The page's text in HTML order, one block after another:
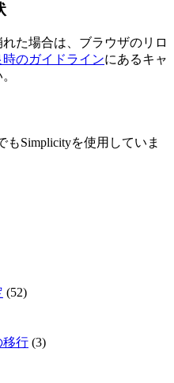
た場合は、ブラウザのリロ
のガイドラインにあるキャ
もSimplicityを使用していま
(52)
移行 (3)